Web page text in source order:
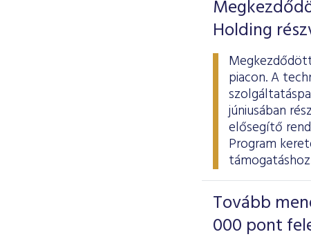
Holding
piacon. A
júniusában
elősegítő
Program
Tovább
000 pont